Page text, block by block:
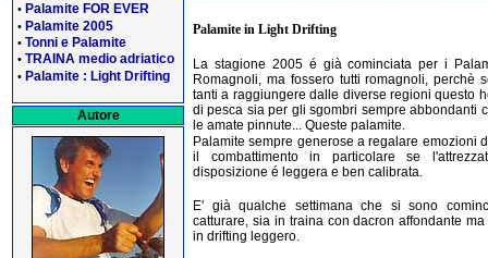
• Palamite FOR EVER
• Palamite 2005
• Tonni e Palamite
• TRAINA medio adriatico
• Palamite : Light Drifting
Autore
Palamite in Light Drifting
La stagione 2005 é già cominciata per i
Romagnoli, ma fossero tutti romagnoli, perchè
tanti a raggiungere dalle diverse regioni questo
di pesca sia per gli sgombri sempre abbondanti
le amate pinnute... Queste palamite.
Palamite sempre generose a regalare emozioni
il combattimento in particolare se
disposizione é leggera e ben calibrata.
E' già qualche settimana che si sono
catturare, sia in traina con dacron affondante
in drifting leggero.